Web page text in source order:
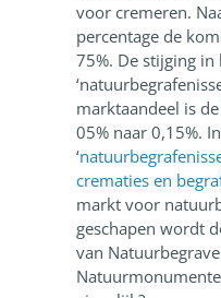
voor cremeren.
percentage de
75%. De stijging in
marktaandeel is
05% naar 0,15%.
‘
crematies en
markt voor
geschapen wordt
van